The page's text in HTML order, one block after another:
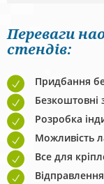
Переваги
стендів:
Придбання
Безкоштовні
Розробка
Можливість
Все для